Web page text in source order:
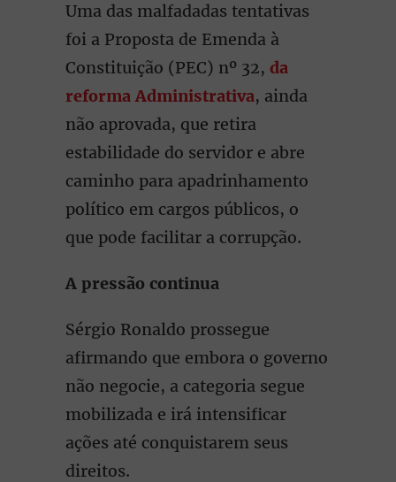
Uma das malfadadas tentativas
foi a Proposta de Emenda à
Constituição (PEC) nº 32, da
reforma Administrativa, ainda
não aprovada, que retira
estabilidade do servidor e abre
caminho para apadrinhamento
político em cargos públicos, o
que pode facilitar a corrupção.
A pressão continua
Sérgio Ronaldo prossegue
afirmando que embora o governo
não negocie, a categoria segue
mobilizada e irá intensificar
ações até conquistarem seus
direitos.